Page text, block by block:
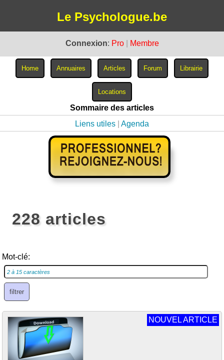
Le Psychologue.be
Connexion: Pro Membre
Sommaire des articles
Liens utiles
Agenda
228 articles
Mot-clé:
NOUVEL ARTICLE